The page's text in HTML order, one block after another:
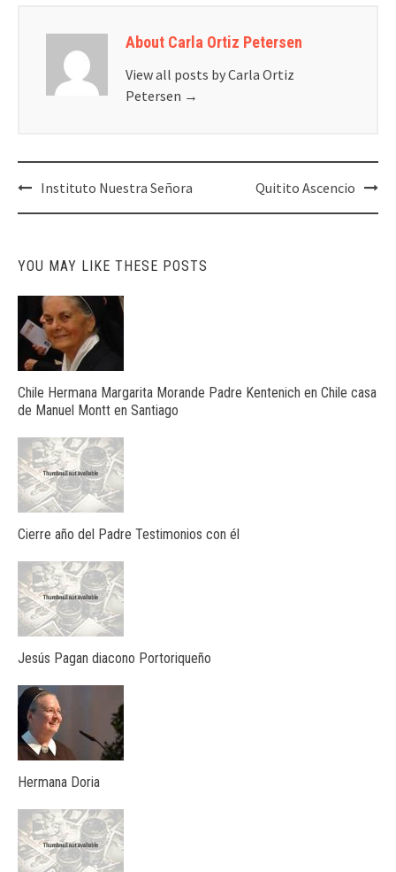
About Carla Ortiz Petersen
View all posts by Carla Ortiz
Petersen →
Post
navigation
Instituto Nuestra Señora Quitito Ascencio
YOU MAY LIKE THESE POSTS
Chile Hermana Margarita Morande Padre Kentenich en Chile casa
de Manuel Montt en Santiago
Cierre año del Padre Testimonios con él
Jesús Pagan diacono Portoriqueño
Hermana Doria